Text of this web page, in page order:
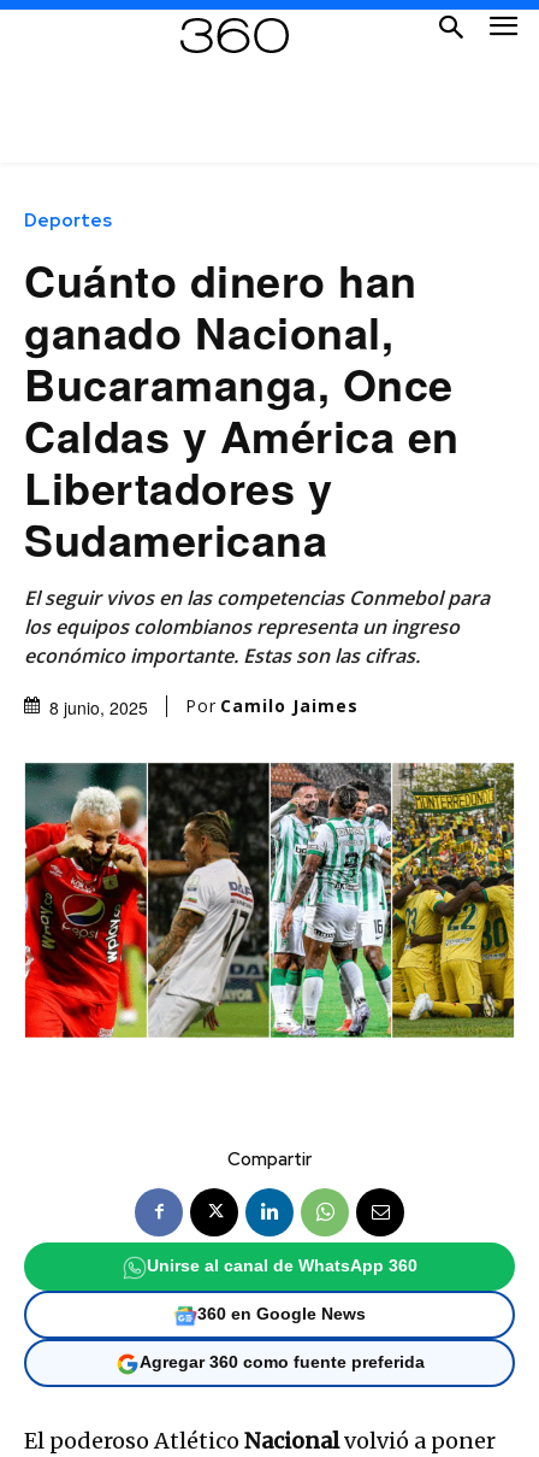
Deportes
Cuánto dinero han
ganado Nacional,
Bucaramanga, Once
Caldas y América en
Libertadores y
Sudamericana
El seguir vivos en las competencias Conmebol para
los equipos colombianos representa un ingreso
económico importante. Estas son las cifras.
8 junio, 2025 Por Camilo Jaimes
Compartir
Unirse al canal de WhatsApp 360
360 en Google News
Agregar 360 como fuente preferida
El poderoso Atlético Nacionalvolvió a poner